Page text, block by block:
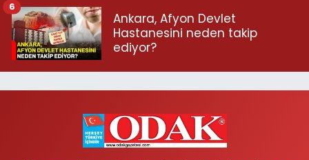
Ankara, Afyon Devlet
Hastanesini neden takip
ediyor?
6